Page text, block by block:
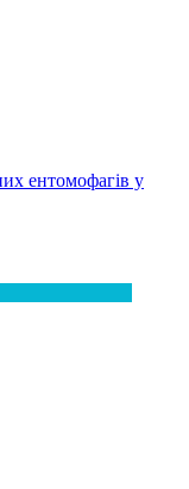
ентомофагів у